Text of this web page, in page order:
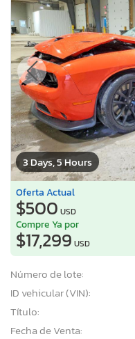
3 Days, 5 Hours
Oferta Actual
$500 USD
Compre Ya por
$17,299 USD
Número de lote:
ID vehicular (VIN):
Título:
Fecha de Venta: